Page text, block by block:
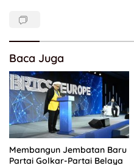
Baca Juga
Membangun Jembatan Baru
Partai Golkar-Partai Belaya